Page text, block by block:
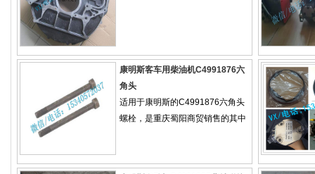
康明斯客车用柴油机C4991876六
角头
适用于康明斯的C4991876六角头
螺栓，是重庆蜀阳商贸销售的其中